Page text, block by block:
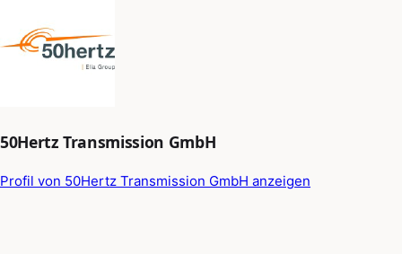
50Hertz Transmission GmbH
Profil von 50Hertz Transmission GmbH anzeigen